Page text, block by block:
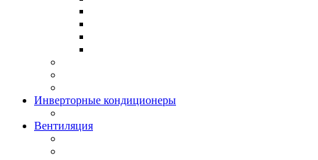
Инверторные кондиционеры
Вентиляция